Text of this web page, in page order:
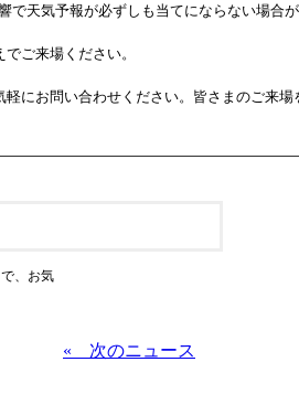
天気予報が必ずしも当てにならない場合が
ご来場ください。
にお問い合わせください。皆さまのご来場
、お気
« 次のニュース